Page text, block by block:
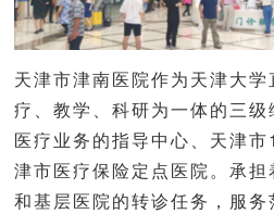
天津市津南医院作为天津大
疗、教学、科研为一体的三
医疗业务的指导中心、天津
津市医疗保险定点医院。承
和基层医院的转诊任务，服务